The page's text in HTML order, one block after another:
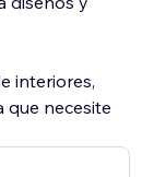
interiores,
que necesite